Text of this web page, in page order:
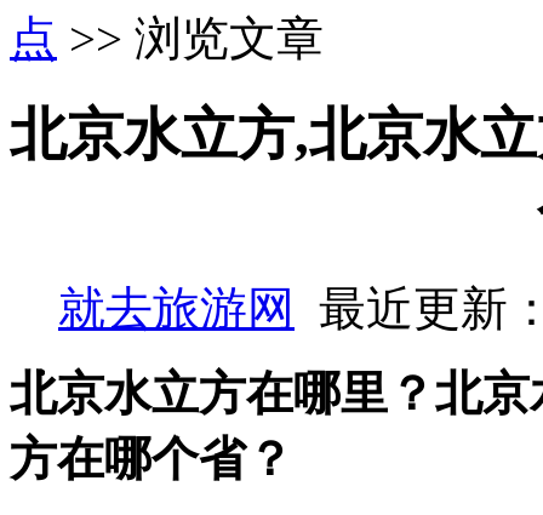
点 >> 浏览文章
北京水立方,北京水
就去旅游网
最近更新
北京水立方在哪里？北
方在哪个省？